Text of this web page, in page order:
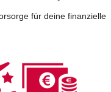
für deine finanzielle